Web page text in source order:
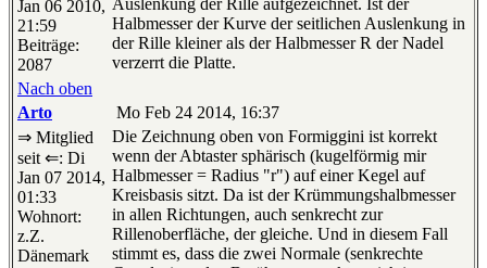
Jan 06 2010,
21:59
Beiträge:
2087
Auslenkung der Rille aufgezeichnet. Ist der
Halbmesser der Kurve der seitlichen Auslenkung in
der Rille kleiner als der Halbmesser R der Nadel
verzerrt die Platte.
Nach oben
Arto
Mo Feb 24 2014, 16:37
⇒ Mitglied
seit ⇐: Di
Jan 07 2014,
01:33
Wohnort:
z.Z.
Dänemark
Die Zeichnung oben von Formiggini ist korrekt
wenn der Abtaster sphärisch (kugelförmig mir
Halbmesser = Radius "r") auf einer Kegel auf
Kreisbasis sitzt. Da ist der Krümmungshalbmesser
in allen Richtungen, auch senkrecht zur
Rillenoberfläche, der gleiche. Und in diesem Fall
stimmt es, dass die zwei Normale (senkrechte